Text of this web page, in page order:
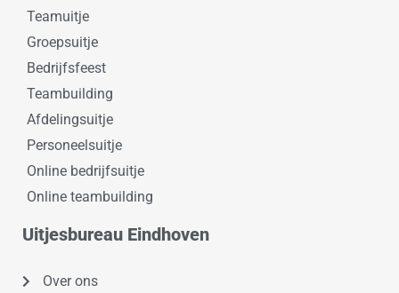
Teamuitje
Groepsuitje
Bedrijfsfeest
Teambuilding
Afdelingsuitje
Personeelsuitje
Online bedrijfsuitje
Online teambuilding
Uitjesbureau Eindhoven
Over ons